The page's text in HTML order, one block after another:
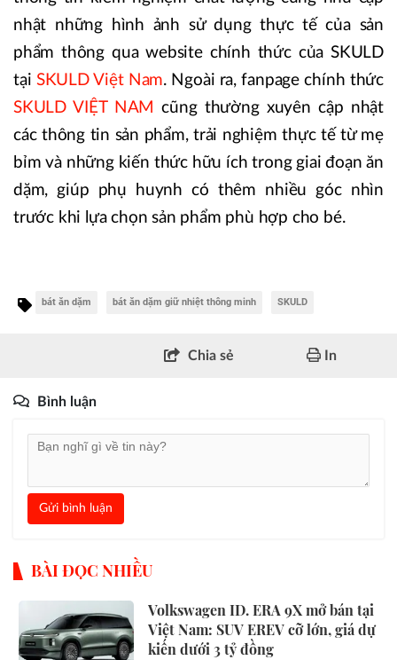
nhật những hình ảnh sử dụng thực tế của sản
phẩm thông qua website chính thức của SKULD
tại SKULD Việt Nam. Ngoài ra, fanpage chính thức
SKULD VIỆT NAM cũng thường xuyên cập nhật
các thông tin sản phẩm, trải nghiệm thực tế từ mẹ
bỉm và những kiến thức hữu ích trong giai đoạn ăn
dặm, giúp phụ huynh có thêm nhiều góc nhìn
trước khi lựa chọn sản phẩm phù hợp cho bé.
bát ăn dặm bát ăn dặm giữ nhiệt thông minh SKULD
Chia sẻ In
Bình luận
Gửi bình luận
BÀI ĐỌC NHIỀU
Volkswagen ID. ERA 9X mở bán tại
Việt Nam: SUV EREV cỡ lớn, giá dự
kiến dưới 3 tỷ đồng